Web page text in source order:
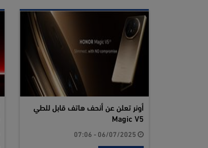
أونر تعلن عن أنحف هاتف قابل للطي
Magic V5